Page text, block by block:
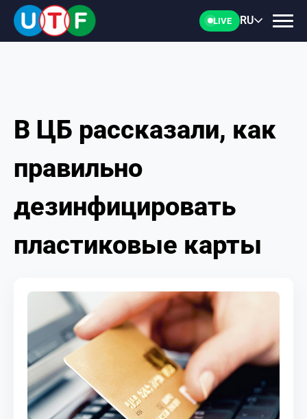
LIVE RU
ГЛАВНАЯ
ФТУ
НОВОСТИ
ДОКУМЕНТЫ
МЕДИА
КОРТЫ
КОНТАКТЫ
В ЦБ рассказали, как
правильно
дезинфицировать
пластиковые карты